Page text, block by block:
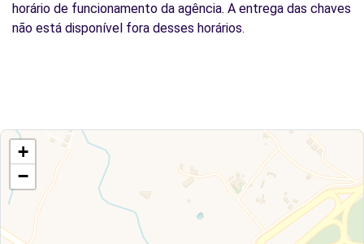
horário de funcionamento da agência. A entrega das chaves
não está disponível fora desses horários.
+
−